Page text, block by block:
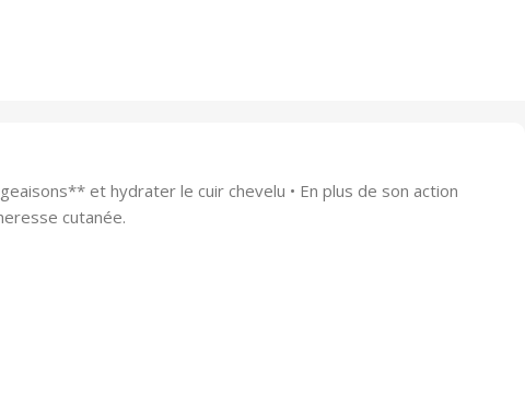
et hydrater le cuir chevelu • En plus de son action
cutanée.